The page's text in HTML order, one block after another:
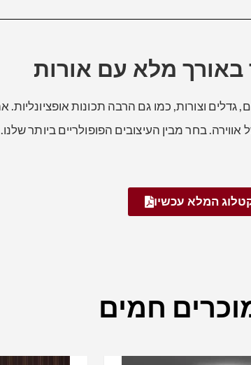
מלא עם אורות
בחר מבין העיצובים הפופולריים ביותר שלנו.
המלא עכשיו
חמים